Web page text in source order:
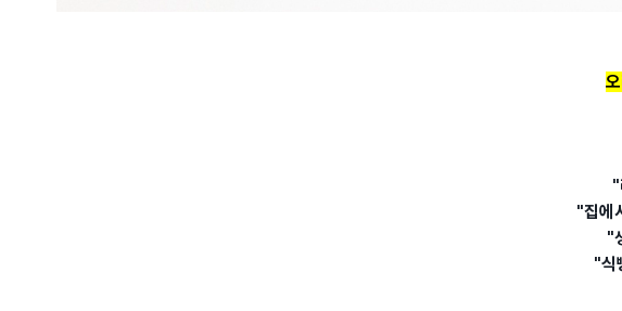
"
"집에
"
"식